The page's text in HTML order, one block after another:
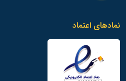
نمادهای اعتماد